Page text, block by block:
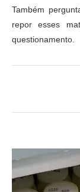
Também
repor esses
questionamento.